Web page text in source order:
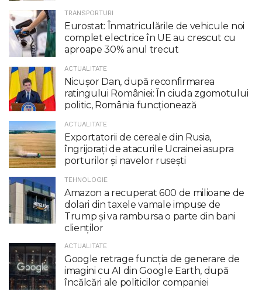
TRANSPORTURI
Eurostat: Înmatriculările de vehicule noi
complet electrice în UE au crescut cu
aproape 30% anul trecut
ACTUALITATE
Nicuşor Dan, după reconfirmarea
ratingului României: În ciuda zgomotului
politic, România funcţionează
ACTUALITATE
Exportatorii de cereale din Rusia,
îngrijorați de atacurile Ucrainei asupra
porturilor și navelor rusești
TEHNOLOGIE
Amazon a recuperat 600 de milioane de
dolari din taxele vamale impuse de
Trump şi va rambursa o parte din bani
clienţilor
ACTUALITATE
Google retrage funcţia de generare de
imagini cu AI din Google Earth, după
încălcări ale politicilor companiei